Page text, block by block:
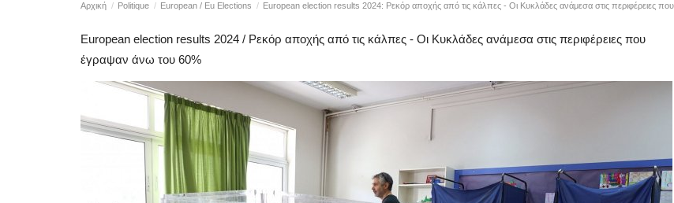
Αρχική Politique European / Eu Elections European election results 2024: Ρεκόρ αποχής από τις κάλπες - Οι Κυκλάδες ανάμεσα στις περιφέρειες
European election results 2024 / Ρεκόρ αποχής από τις κάλπες - Οι Κυκλάδες ανάμεσα στις περιφέρειες που
έγραψαν άνω του 60%